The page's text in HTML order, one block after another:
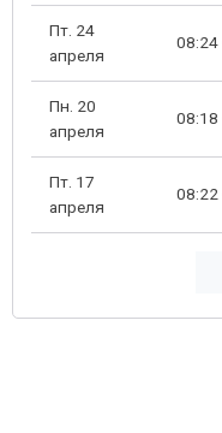
Пт. 24
апреля
08:24
Пн. 20
апреля
08:18
Пт. 17
апреля
08:22